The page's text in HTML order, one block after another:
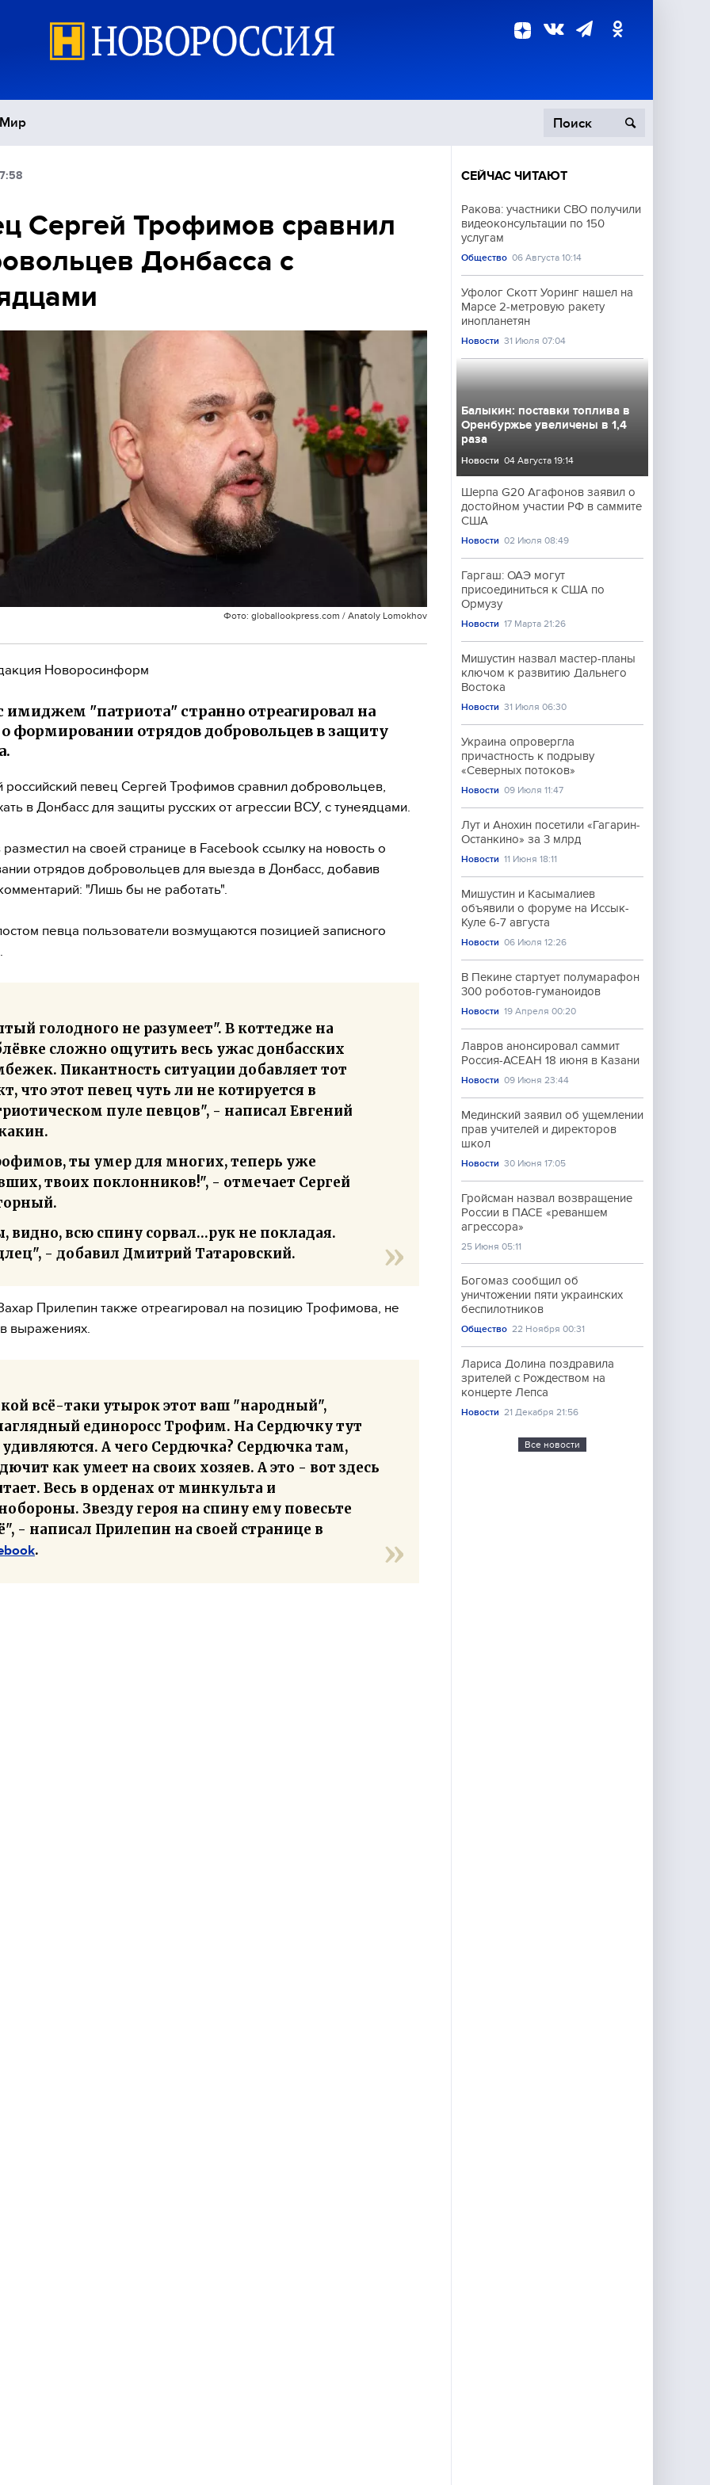
Мир
Экономика
Происшествия
Сергей Трофимов сравнил
Донбасса с
Фото: globallookpress.com / Anatoly Lomokhov
Новоросинформ
имиджем "патриота" странно отреагировал на
о формировании отрядов добровольцев в защиту
российский певец Сергей Трофимов сравнил добровольцев,
в Донбасс для защиты русских от агрессии ВСУ, с тунеядцами.
на своей странице в Facebook ссылку на новость о
отрядов добровольцев для выезда в Донбасс, добавив
"Лишь бы не работать".
певца пользователи возмущаются позицией записного
голодного не разумеет". В коттедже на
сложно ощутить весь ужас донбасских
Пикантность ситуации добавляет тот
что этот певец чуть ли не котируется в
пуле певцов", - написал Евгений
ты умер для многих, теперь уже
твоих поклонников!", - отмечает Сергей
видно, всю спину сорвал…рук не покладая.
- добавил Дмитрий Татаровский.
Прилепин также отреагировал на позицию Трофимова, не
выражениях.
всё-таки утырок этот ваш "народный",
единоросс Трофим. На Сердючку тут
удивляются. А чего Сердючка? Сердючка там,
как умеет на своих хозяев. А это - вот здесь
Весь в орденах от минкульта и
Звезду героя на спину ему повесьте
- написал Прилепин на своей странице в
.
СЕЙЧАС ЧИТАЮТ
Ракова: участники СВО получили
видеоконсультации по 150
услугам
Общество 06 Августа 10:14
Уфолог Скотт Уоринг нашел на
Марсе 2-метровую ракету
инопланетян
Новости 31 Июля 07:04
Балыкин: поставки топлива в
Оренбуржье увеличены в 1,4
раза
Новости 04 Августа 19:14
Шерпа G20 Агафонов заявил о
достойном участии РФ в саммите
США
Новости 02 Июля 08:49
Гаргаш: ОАЭ могут
присоединиться к США по
Ормузу
Новости 17 Марта 21:26
Мишустин назвал мастер-планы
ключом к развитию Дальнего
Востока
Новости 31 Июля 06:30
Украина опровергла
причастность к подрыву
«Северных потоков»
Новости 09 Июля 11:47
Лут и Анохин посетили «Гагарин-
Останкино» за 3 млрд
Новости 11 Июня 18:11
Мишустин и Касымалиев
объявили о форуме на Иссык-
Куле 6-7 августа
Новости 06 Июля 12:26
В Пекине стартует полумарафон
300 роботов-гуманоидов
Новости 19 Апреля 00:20
Лавров анонсировал саммит
Россия-АСЕАН 18 июня в Казани
Новости 09 Июня 23:44
Мединский заявил об ущемлении
прав учителей и директоров
школ
Новости 30 Июня 17:05
Гройсман назвал возвращение
России в ПАСЕ «реваншем
агрессора»
25 Июня 05:11
Богомаз сообщил об
уничтожении пяти украинских
беспилотников
Общество 22 Ноября 00:31
Лариса Долина поздравила
зрителей с Рождеством на
концерте Лепса
Новости 21 Декабря 21:56
Все новости